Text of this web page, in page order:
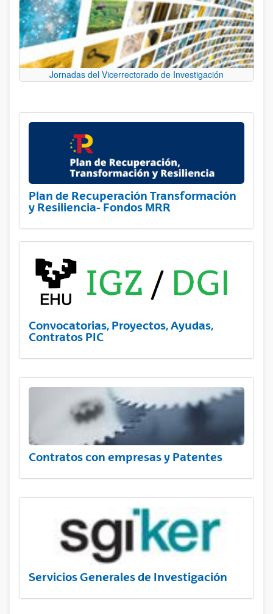
Jornadas del Vicerrectorado de Investigación
Plan de Recuperación Transformación
y Resiliencia- Fondos MRR
Convocatorias, Proyectos, Ayudas,
Contratos PIC
Contratos con empresas y Patentes
Servicios Generales de Investigación